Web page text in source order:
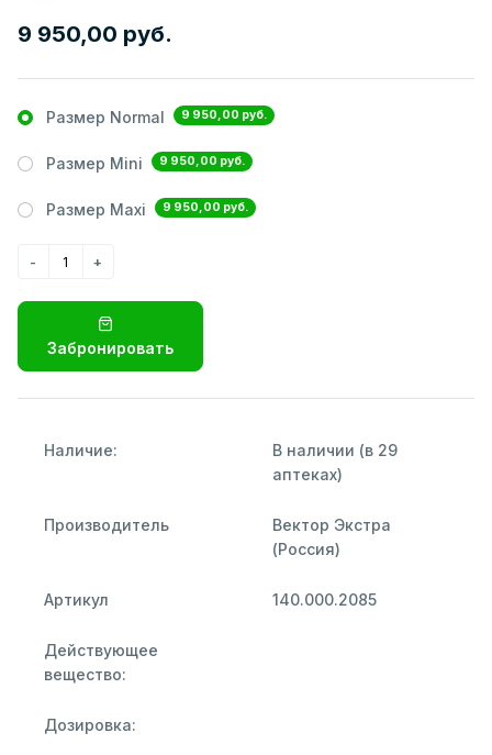
9 950,00 руб.
Размер Normal 9 950,00 руб.
Размер Mini 9 950,00 руб.
Размер Maxi 9 950,00 руб.
Забронировать
Наличие:
В наличии (в 29
аптеках)
Производитель
Вектор Экстра
(Россия)
Артикул 140.000.2085
Действующее
вещество:
Дозировка: